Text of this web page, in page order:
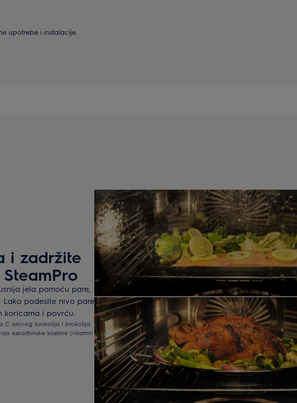
upotrebe i instalacije.
i zadržite
jela pomoću pare,
podesite nivo pare
koricama i povrću.
C sirovog brokolija i brokolija
askorbinske kiseline (vitamin